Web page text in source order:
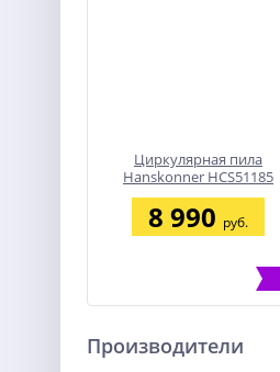
Циркулярная пила
Hanskonner HCS51185
8 990 руб.
Производители